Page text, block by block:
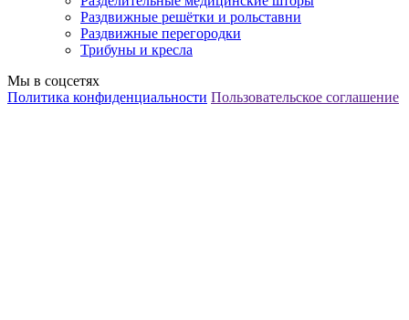
Раздвижные решётки и рольставни
Раздвижные перегородки
Трибуны и кресла
Мы в соцсетях
Политика конфиденциальности Пользовательское соглашение